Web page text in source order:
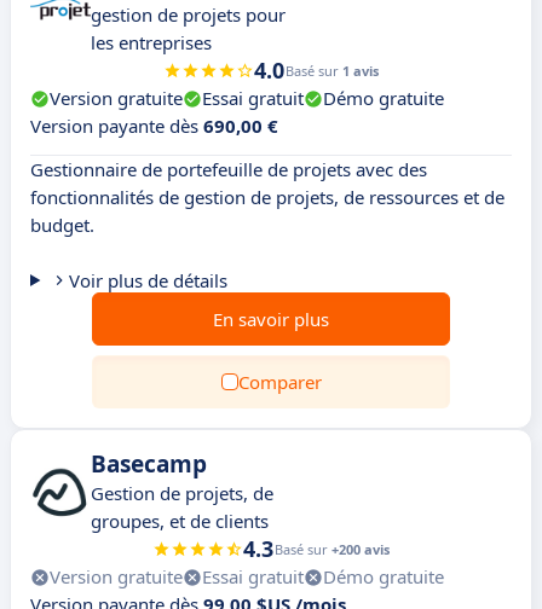
gestion de projets pour
les entreprises
4.0Basé sur 1 avis
Version gratuite Essai gratuit
Démo gratuite
Version payante dès 690,00 €
Gestionnaire de portefeuille de projets avec des
fonctionnalités de gestion de projets, de ressources et de
budget.
Voir plus de détails
En savoir plus
Comparer
Basecamp
Gestion de projets, de
groupes, et de clients
4.3Basé sur +200 avis
Version gratuite Essai gratuit
Démo gratuite
Version payante dès 99,00 $US /mois